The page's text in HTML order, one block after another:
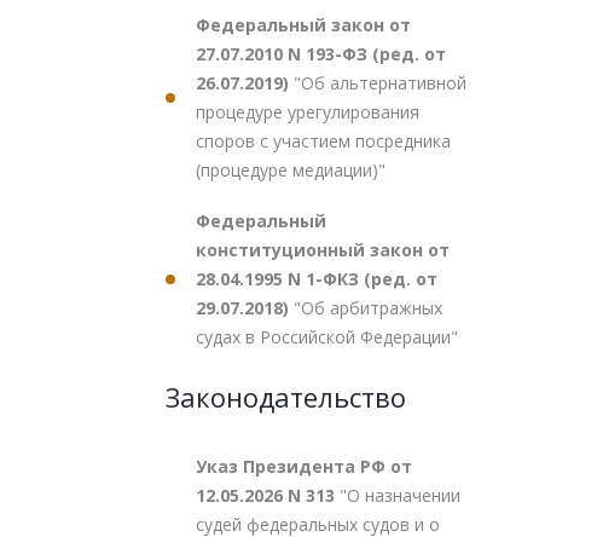
Федеральный закон от
27.07.2010 N 193-ФЗ (ред. от
26.07.2019) "Об альтернативной
процедуре урегулирования
споров с участием посредника
(процедуре медиации)"
Федеральный
конституционный закон от
28.04.1995 N 1-ФКЗ (ред. от
29.07.2018) "Об арбитражных
судах в Российской Федерации"
Законодательство
Указ Президента РФ от
12.05.2026 N 313 "О назначении
судей федеральных судов и о